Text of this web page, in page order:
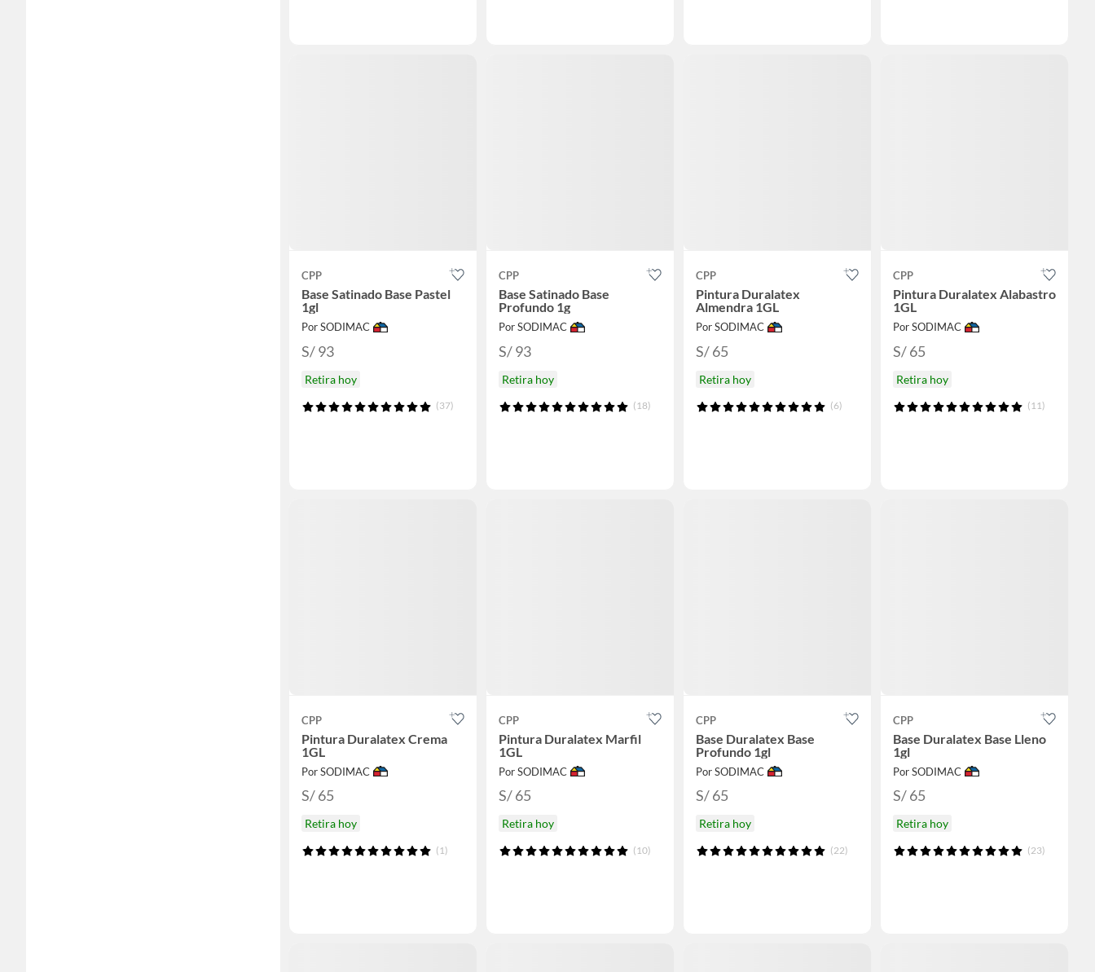
CPP
Base Satinado Base Pastel
1gl
Por SODIMAC
S/ 93
Retira hoy
(37)
CPP
Base Satinado Base
Profundo 1g
Por SODIMAC
S/ 93
Retira hoy
(18)
CPP
Pintura Duralatex
Almendra 1GL
Por SODIMAC
S/ 65
Retira hoy
(6)
CPP
Pintura Duralatex Alabastro
1GL
Por SODIMAC
S/ 65
Retira hoy
(11)
CPP
Pintura Duralatex Crema
1GL
Por SODIMAC
S/ 65
Retira hoy
(1)
CPP
Pintura Duralatex Marfil
1GL
Por SODIMAC
S/ 65
Retira hoy
(10)
CPP
Base Duralatex Base
Profundo 1gl
Por SODIMAC
S/ 65
Retira hoy
(22)
CPP
Base Duralatex Base Lleno
1gl
Por SODIMAC
S/ 65
Retira hoy
(23)